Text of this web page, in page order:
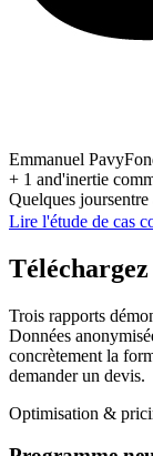
Emmanuel Pavy
+ 1 and'inertie
Quelques joursentre
Lire l'étude de cas
Trois rapports
Données
concrètement la
demander un devis.
Optimisation &